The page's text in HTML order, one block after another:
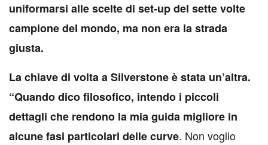
uniformarsi alle scelte di set-up del sette volte
campione del mondo, ma non era la strada
giusta.
La chiave di volta a Silverstone è stata un’altra.
“Quando dico filosofico, intendo i piccoli
dettagli che rendono la mia guida migliore in
alcune fasi particolari delle curve. Non voglio